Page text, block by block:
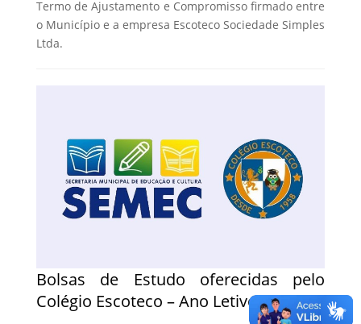
Termo de Ajustamento e Compromisso firmado entre
o Município e a empresa Escoteco Sociedade Simples
Ltda.
Bolsas de Estudo oferecidas pelo
Colégio Escoteco – Ano Letivo de 2026